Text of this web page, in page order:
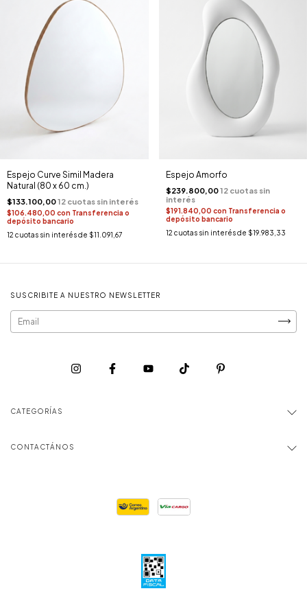
Espejo Curve Simil Madera
Natural (80 x 60 cm.)
$133.100,00
$106.480,00 con Transferencia o
depósito bancario
12 cuotas sin interés de $11.091,67
Espejo Amorfo
$239.800,00
$191.840,00 con Transferencia o
depósito bancario
12 cuotas sin interés de $19.983,33
SUSCRIBITE A NUESTRO NEWSLETTER
CATEGORÍAS
CONTACTÁNOS